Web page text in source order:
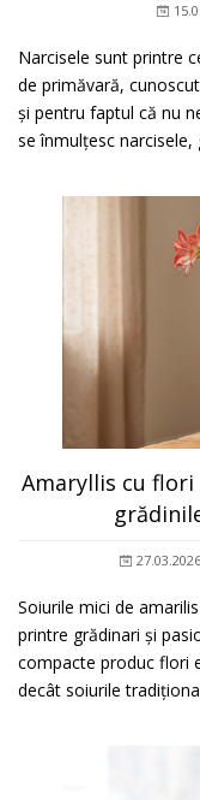
Narcisele sunt printre
de primăvară,
și pentru faptul că nu
se înmulțesc
Amaryllis cu
27.03.2026
Soiurile mici de
printre grădinari și
compacte produc flori
decât soiurile